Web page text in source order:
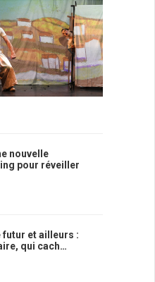
nouvelle
pour réveiller
futur et ailleurs :
qui cach…